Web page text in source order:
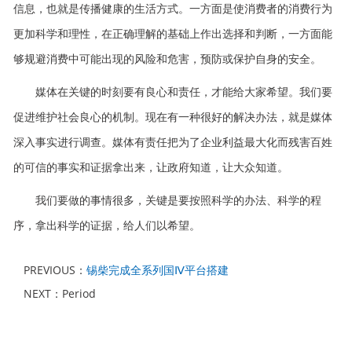
信息，也就是传播健康的生活方式。一方面是使消费者的消费行为
更加科学和理性，在正确理解的基础上作出选择和判断，一方面能
够规避消费中可能出现的风险和危害，预防或保护自身的安全。
媒体在关键的时刻要有良心和责任，才能给大家希望。我们要
促进维护社会良心的机制。现在有一种很好的解决办法，就是媒体
深入事实进行调查。媒体有责任把为了企业利益最大化而残害百姓
的可信的事实和证据拿出来，让政府知道，让大众知道。
我们要做的事情很多，关键是要按照科学的办法、科学的程
序，拿出科学的证据，给人们以希望。
PREVIOUS： 锡柴完成全系列国Ⅳ平台搭建
NEXT：Period